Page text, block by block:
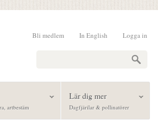
Logga in
In English
Bli medlem
artbestäm
Lär dig mer
Dagfjärilar & pollinatörer